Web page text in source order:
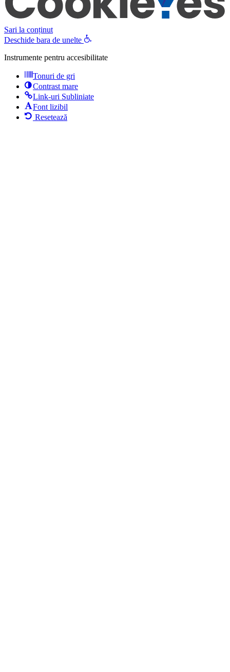
Sari la conținut
Deschide bara de unelte
Instrumente pentru accesibilitate
Tonuri de gri
Contrast mare
Link-uri Subliniate
Font lizibil
Resetează